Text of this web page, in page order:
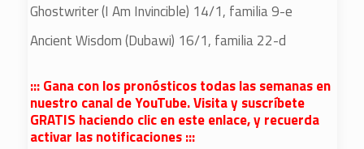
Ghostwriter (I Am Invincible) 14/1, familia 9-e
Ancient Wisdom (Dubawi) 16/1, familia 22-d
::: Gana con los pronósticos todas las semanas en
nuestro canal de YouTube. Visita y suscríbete
GRATIS haciendo clic en este enlace, y recuerda
activar las notificaciones :::